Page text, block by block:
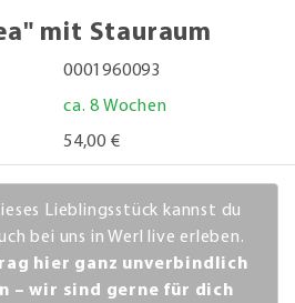
mit Stauraum
0001960093
ca. 8 Wochen
54,00 €
Lieblingsstück kannst du
bei uns in Werl live erleben.
hier ganz unverbindlich
– wir sind gerne für dich